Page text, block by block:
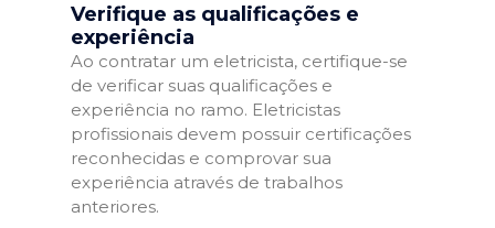
Verifique as qualificações e
experiência
Ao contratar um eletricista, certifique-se
de verificar suas qualificações e
experiência no ramo. Eletricistas
profissionais devem possuir certificações
reconhecidas e comprovar sua
experiência através de trabalhos
anteriores.